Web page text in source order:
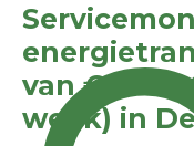
van €900 -
week) in